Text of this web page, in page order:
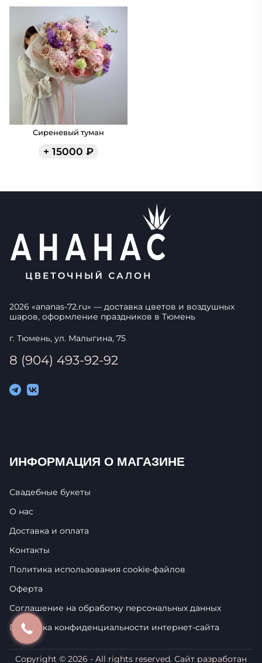
Сиреневый туман
+ 15000 ₽
2026 «ananas-72.ru» — доставка цветов и воздушных
шаров, оформление праздников в Тюмень
г. Тюмень, ул. Малыгина, 75
8 (904) 493-92-92
ИНФОРМАЦИЯ О МАГАЗИНЕ
Свадебные букеты
О нас
Доставка и оплата
Контакты
Политика использования cookie-фaйлoв
Оферта
Соглашение на обработку персональных данных
Политика конфиденциальности интернет-сайта
Copyright © 2026 - All rights reserved. Сайт разработан